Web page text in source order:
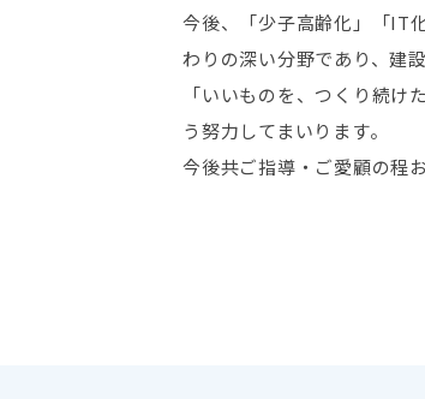
今後、「少子高齢化」「IT
わりの深い分野であり、建
「いいものを、つくり続
う努力してまいります。
今後共ご指導・ご愛顧の程